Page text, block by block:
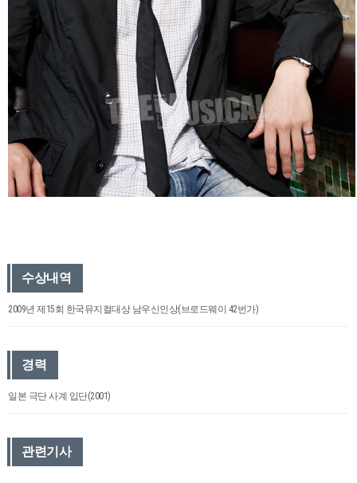
수상내역
2009년 제15회 한국뮤지컬대상 남우신인상(브로드웨이 42번가)
경력
일본 극단 사계 입단(2001)
관련기사